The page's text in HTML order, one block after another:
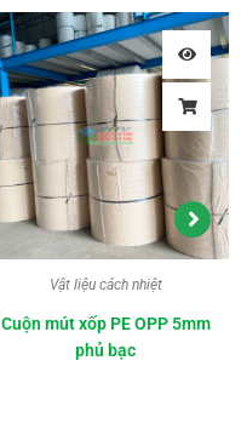
Vật liệu cách nhiệt
Cuộn mút xốp PE OPP 5mm
phủ bạc